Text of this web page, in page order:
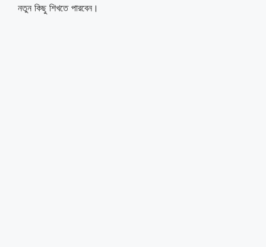
নতুন কিছু শিখতে পারবেন।